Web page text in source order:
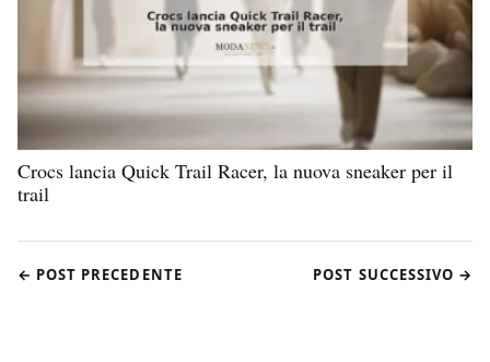
Crocs lancia Quick Trail Racer, la nuova sneaker per il
trail
← POST PRECEDENTE POST SUCCESSIVO →